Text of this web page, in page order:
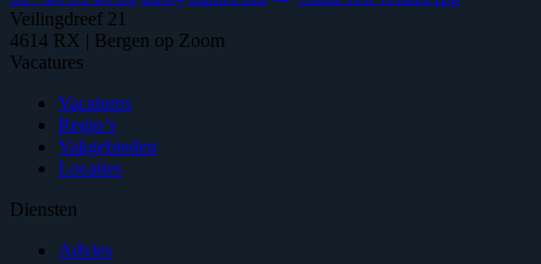
Veilingdreef 21
4614 RX | Bergen op Zoom
Vacatures
Vacatures
Regio’s
Vakgebieden
Locaties
Diensten
Advies